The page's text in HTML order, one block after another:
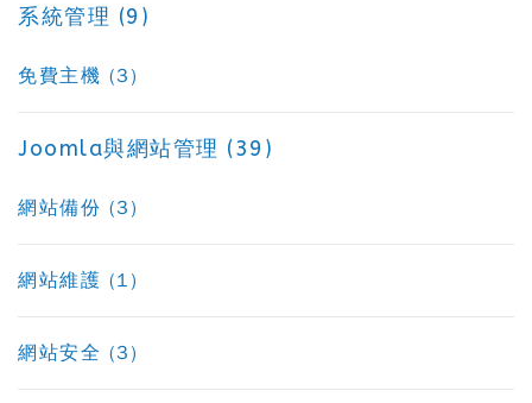
系統管理 (9)
免費主機 (3)
Joomla與網站管理 (39)
網站備份 (3)
網站維護 (1)
網站安全 (3)